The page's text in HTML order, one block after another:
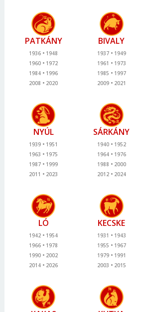
PATKÁNY
1936
1948
1960
1972
1984
1996
2008
2020
BIVALY
1937
1949
1961
1973
1985
1997
2009
2021
NYÚL
1939
1951
1963
1975
1987
1999
2011
2023
SÁRKÁNY
1940
1952
1964
1976
1988
2000
2012
2024
LÓ
1942
1954
1966
1978
1990
2002
2014
2026
KECSKE
1931
1943
1955
1967
1979
1991
2003
2015